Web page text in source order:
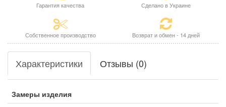
Гарантия качества Сделано в Украине
Собственное производство Возврат и обмен - 14 дней
Характеристики Отзывы (0)
Замеры изделия